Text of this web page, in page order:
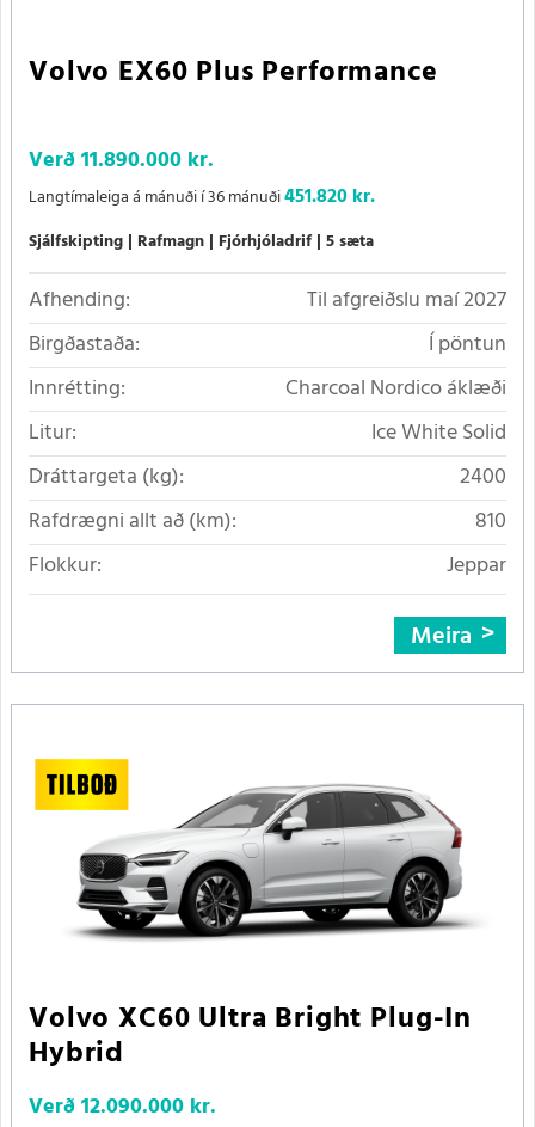
Volvo EX60 Plus Performance
Verð11.890.000 kr.
Langtímaleiga á mánuði í 36 mánuði451.820 kr.
Sjálfskipting Rafmagn Fjórhjóladrif 5 sæta
Afhending:
Til afgreiðslu maí 2027
Birgðastaða:
Í pöntun
Innrétting:
Charcoal Nordico áklæði
Litur:
Ice White Solid
Dráttargeta (kg):
2400
Rafdrægni allt að (km):
810
Flokkur:
Jeppar
Meira
Volvo XC60 Ultra Bright Plug-In
Hybrid
Verð12.090.000 kr.